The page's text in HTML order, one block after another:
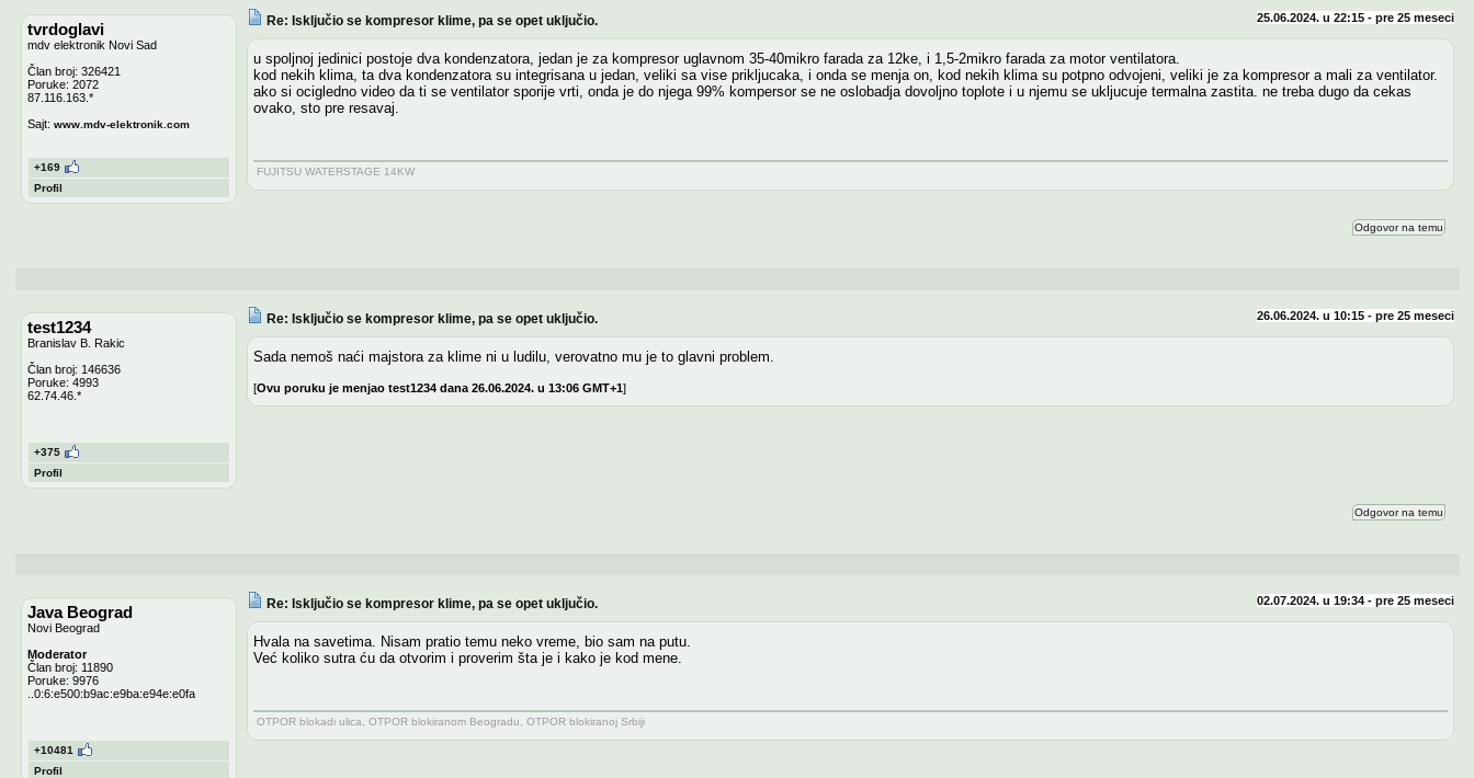
tvrdoglavi
mdv elektronik Novi Sad
Član broj: 326421
Poruke: 2072
87.116.163.*
Sajt: www.mdv-elektronik.com
+169
Profil
Re: Isključio se kompresor klime, pa se opet uključio. 25.06.2024. u 22:15 - pre 25 meseci
u spoljnoj jedinici postoje dva kondenzatora, jedan je za kompresor uglavnom 35-40mikro farada za 12ke, i 1,5-2mikro farada za motor ventilatora.
kod nekih klima, ta dva kondenzatora su integrisana u jedan, veliki sa vise prikljucaka, i onda se menja on, kod nekih klima su potpno odvojeni, veliki je za kompresor a mali za ventilator.
ako si ocigledno video da ti se ventilator sporije vrti, onda je do njega 99% kompersor se ne oslobadja dovoljno toplote i u njemu se ukljucuje termalna zastita. ne treba dugo da cekas
ovako, sto pre resavaj.
FUJITSU WATERSTAGE 14KW
Odgovor na temu
test1234
Branislav B. Rakic
Član broj: 146636
Poruke: 4993
62.74.46.*
+375
Profil
Re: Isključio se kompresor klime, pa se opet uključio. 26.06.2024. u 10:15 - pre 25 meseci
Sada nemoš naći majstora za klime ni u ludilu, verovatno mu je to glavni problem.
[Ovu poruku je menjao test1234 dana 26.06.2024. u 13:06 GMT+1]
Odgovor na temu
Java Beograd
Novi Beograd
Moderator
Član broj: 11890
Poruke: 9976
..0:6:e500:b9ac:e9ba:e94e:e0fa
+10481
Profil
Re: Isključio se kompresor klime, pa se opet uključio. 02.07.2024. u 19:34 - pre 25 meseci
Hvala na savetima. Nisam pratio temu neko vreme, bio sam na putu.
Već koliko sutra ću da otvorim i proverim šta je i kako je kod mene.
OTPOR blokadi ulica, OTPOR blokiranom Beogradu, OTPOR blokiranoj Srbiji